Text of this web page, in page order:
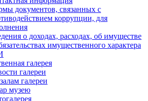
документов, связанных с
коррупции, для
о доходах, расходах, об имуществе
имущественного характера
галерея
галереи
галереи
музею